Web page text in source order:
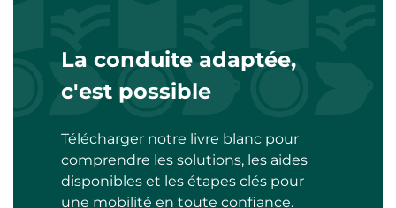
La conduite adaptée,
c'est possible
Télécharger notre livre blanc pour
comprendre les solutions, les aides
disponibles et les étapes clés pour
une mobilité en toute confiance.